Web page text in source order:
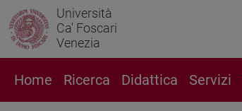
Università
Ca' Foscari
Venezia
Home Ricerca Didattica Servizi